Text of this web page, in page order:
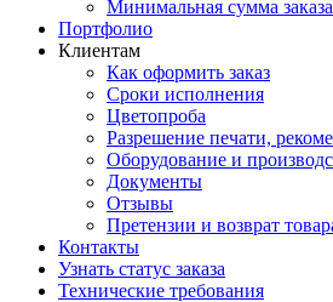
Минимальная сумма заказа
Портфолио
Клиентам
Как оформить заказ
Сроки исполнения
Цветопроба
Разрешение печати,
Оборудование и
Документы
Отзывы
Претензии и возврат
Контакты
Узнать статус заказа
Технические требования